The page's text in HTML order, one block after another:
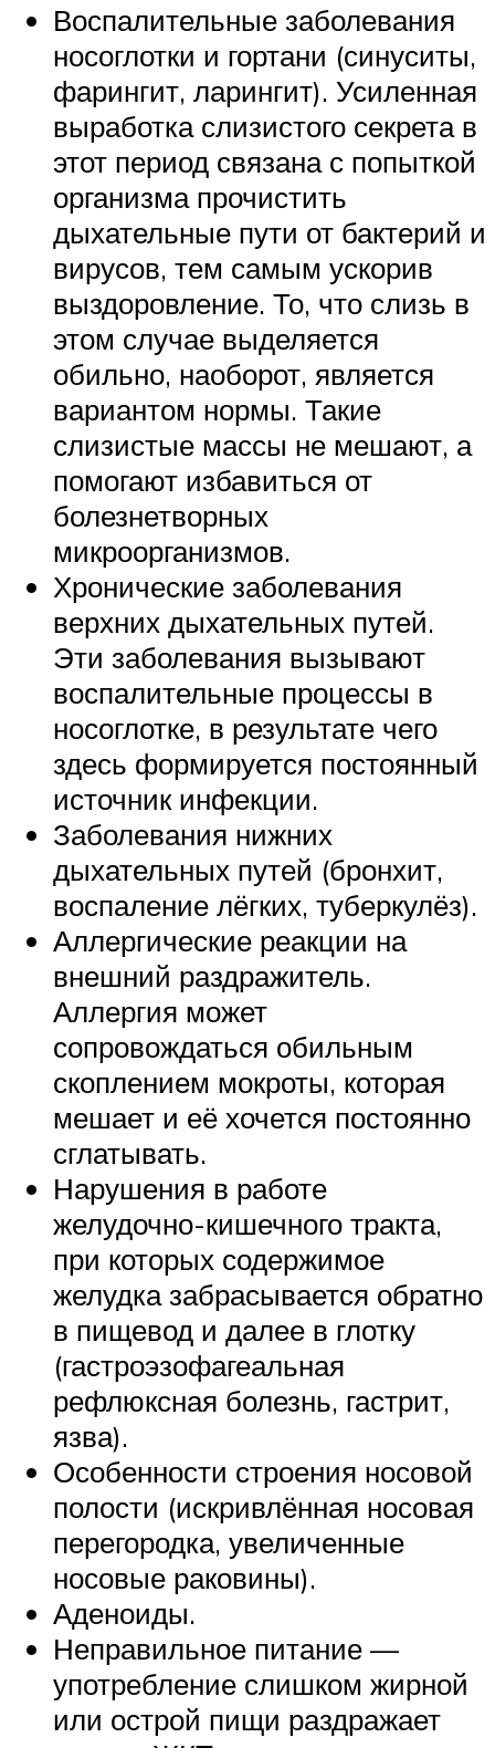
Воспалительные заболевания
носоглотки и гортани (синуситы,
фарингит, ларингит). Усиленная
выработка слизистого секрета в
этот период связана с попыткой
организма прочистить
дыхательные пути от бактерий и
вирусов, тем самым ускорив
выздоровление. То, что слизь в
этом случае выделяется
обильно, наоборот, является
вариантом нормы. Такие
слизистые массы не мешают, а
помогают избавиться от
болезнетворных
микроорганизмов.
Хронические заболевания
верхних дыхательных путей.
Эти заболевания вызывают
воспалительные процессы в
носоглотке, в результате чего
здесь формируется постоянный
источник инфекции.
Заболевания нижних
дыхательных путей (бронхит,
воспаление лёгких, туберкулёз).
Аллергические реакции на
внешний раздражитель.
Аллергия может
сопровождаться обильным
скоплением мокроты, которая
мешает и её хочется постоянно
сглатывать.
Нарушения в работе
желудочно-кишечного тракта,
при которых содержимое
желудка забрасывается обратно
в пищевод и далее в глотку
(гастроэзофагеальная
рефлюксная болезнь, гастрит,
язва).
Особенности строения носовой
полости (искривлённая носовая
перегородка, увеличенные
носовые раковины).
Аденоиды.
Неправильное питание —
употребление слишком жирной
или острой пищи раздражает